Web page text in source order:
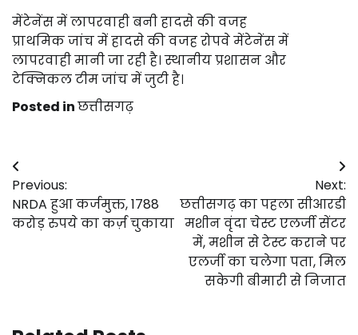
मेंटेनेंस में लापरवाही बनी हादसे की वजह
प्राथमिक जांच में हादसे की वजह रोपवे मेंटेनेंस में
लापरवाही मानी जा रही है। स्थानीय प्रशासन और
टेक्निकल टीम जांच में जुटी है।
Posted inछत्तीसगढ़
Post
navigation
Previous:
NRDA हुआ कर्जमुक्त, 1788
करोड़ रुपये का कर्ज़ चुकाया
Next:
छत्तीसगढ़ का पहला सीआरडी
मशीन वृंदा चेस्ट एलर्जी सेंटर
में, मशीन से टेस्ट कराने पर
एलर्जी का चलेगा पता, मिल
सकेगी बीमारी से निजात